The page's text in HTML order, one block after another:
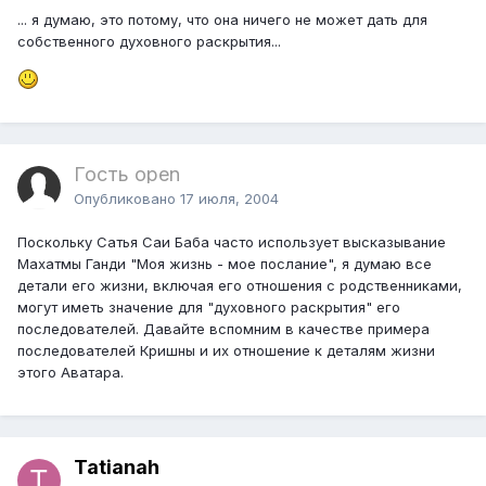
... я думаю, это потому, что она ничего не может дать для
собственного духовного раскрытия...
Гость open
Опубликовано 17 июля, 2004
Поскольку Сатья Саи Баба часто использует высказывание
Махатмы Ганди "Моя жизнь - мое послание", я думаю все
детали его жизни, включая его отношения с родственниками,
могут иметь значение для "духовного раскрытия" его
последователей. Давайте вспомним в качестве примера
последователей Кришны и их отношение к деталям жизни
этого Аватара.
Tatianah